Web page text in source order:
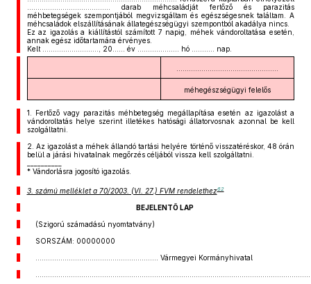
........................................ darab méhcsaládját fertőző és parazitás
méhbetegségek szempontjából megvizsgáltam és egészségesnek találtam. A
méhcsaládok elszállításának állategészségügyi szempontból akadálya nincs.
Ez az igazolás a kiállítástól számított 7 napig, méhek vándoroltatása esetén,
annak egész időtartamára érvényes.
Kelt ..........................., 20...... év .................... hó ........... nap.
méhegészségügyi felelős
1.
Fertőző vagy parazitás méhbetegség megállapítása esetén az igazolást a
vándoroltatás helye szerint illetékes hatósági állatorvosnak azonnal be kell
szolgáltatni.
2. Az igazolást a méhek állandó tartási helyére történő visszatéréskor, 48 órán
belül a járási hivatalnak megőrzés céljából vissza kell szolgáltatni.
* Vándorlásra jogosító igazolás.
3. számú melléklet a 70/2003. (VI. 27.) FVM rendelethez62
BEJELENTŐ LAP
(Szigorú számadású nyomtatvány)
SORSZÁM: 00000000
........................................................... Vármegyei Kormányhivatal